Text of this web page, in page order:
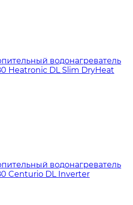
водонагреватель
Heatronic DL Slim DryHeat
водонагреватель
Centurio DL Inverter